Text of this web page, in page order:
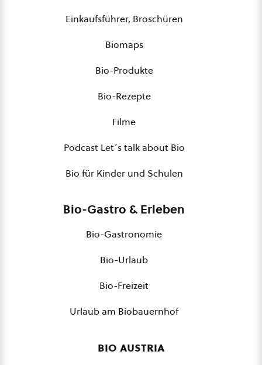
Einkaufsführer, Broschüren
Biomaps
Bio-Produkte
Bio-Rezepte
Filme
Podcast Let´s talk about Bio
Bio für Kinder und Schulen
Bio-Gastro & Erleben
Bio-Gastronomie
Bio-Urlaub
Bio-Freizeit
Urlaub am Biobauernhof
bio austria